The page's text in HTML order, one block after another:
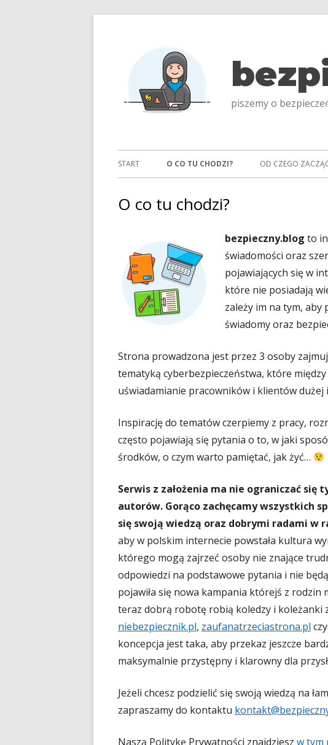
piszemy o
Menu
START O CO TU CHODZI? OD CZEGO
O co tu chodzi?
bezpieczny.blog to
świadomości oraz
pojawiających się w
które nie posiadają
zależy im na tym, aby
świadomy oraz
Strona prowadzona jest przez 3 osoby
tematyką cyberbezpieczeństwa, które
uświadamianie pracowników i klientów dużej
Inspirację do tematów czerpiemy z pracy,
często pojawiają się pytania o to, w jaki
środków, o czym warto pamiętać, jak żyć…
Serwis z założenia ma nie ograniczać się
autorów. Gorąco zachęcamy wszystkich
się swoją wiedzą oraz dobrymi radami w
aby w polskim internecie powstała kultura
którego mogą zajrzeć osoby nie znające
odpowiedzi na podstawowe pytania i nie
pojawiła się nowa kampania którejś z rodzin
teraz dobrą robotę robią koledzy i koleżanki
niebezpiecznik.pl, zaufanatrzeciastrona.pl
koncepcja jest taka, aby przekaz jeszcze
maksymalnie przystępny i klarowny dla
Jeżeli chcesz podzielić się swoją wiedzą na
zapraszamy do kontaktu
Naszą Politykę Prywatności znajdziesz w tym